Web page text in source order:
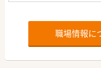
職場情報に